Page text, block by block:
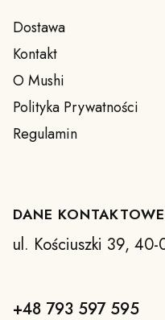
Dostawa
Kontakt
O Mushi
Polityka Prywatności
Regulamin
DANE KONTAKTOWE
ul. Kościuszki 39,
+48 793 597 595